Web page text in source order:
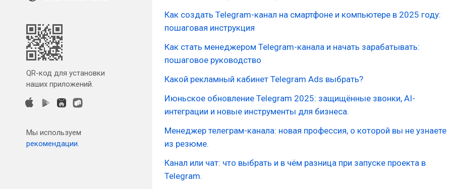
QR-код для установки
наших приложений.
Мы используем
рекомендации.
Как создать Telegram-канал на смартфоне и компьютере в 2025 году:
пошаговая инструкция
Как стать менеджером Telegram-канала и начать зарабатывать:
пошаговое руководство
Какой рекламный кабинет Telegram Ads выбрать?
Июньское обновление Telegram 2025: защищённые звонки, AI-
интеграции и новые инструменты для бизнеса.
Менеджер телеграм-канала: новая профессия, о которой вы не узнаете
из резюме.
Канал или чат: что выбрать и в чём разница при запуске проекта в
Telegram.